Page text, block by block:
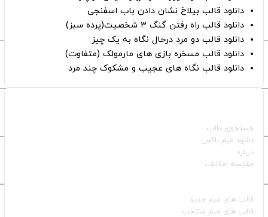
دانلود قالب بیلاخ نشان دادن باب اسفنجی
دانلود قالب راه رفتن گنگ ۳ شخصیت(پرده سبز)
دانلود قالب دو مرد درحال نگاه به یک چیز
دانلود قالب مسخره بازی های مارمولک (متفاوت)
دانلود قالب نگاه های عجیب و مشکوک چند مرد
جستجوی قالب
دانلود میم باکس
درباره
مقایسه امکانات
قالب‌ های میم جدید
قالب‌ های میم منتخب